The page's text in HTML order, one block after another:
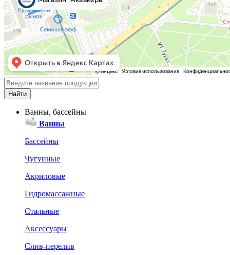
Ванны, бассейны
Ванны
Бассейны
Чугунные
Акриловые
Гидромассажные
Стальные
Аксессуары
Слив-перелив